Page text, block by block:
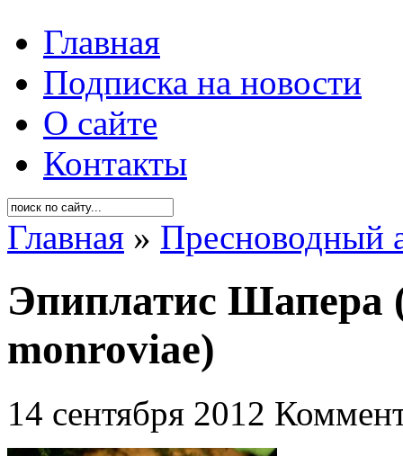
Главная
Подписка на новости
О сайте
Контакты
Главная » Пресноводный
Эпиплатис Шапера
monroviae)
14 сентября 2012